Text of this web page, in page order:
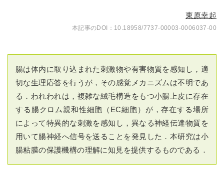
東原幸起
10.18958/7737-00003-0006037-00
腸は体内に取り込まれた刺激物や有害物質を感知し，適
切な生理応答を行うが，その感覚メカニズムは不明であ
る．われわれは，複雑な絨毛構造をもつ小腸上皮に存在
する腸クロム親和性細胞（EC細胞）が，存在する場所
によって特異的な刺激を感知し，異なる神経伝達物質を
用いて腸神経へ信号を送ることを発見した．本研究は小
腸粘膜の保護機構の理解に知見を提供するものである．